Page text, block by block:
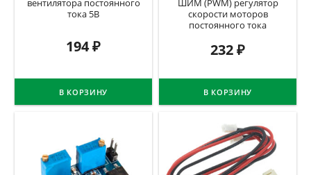
вентилятора постоянного
тока 5В
194₽
В КОРЗИНУ
ШИМ (PWM) регулятор
скорости моторов
постоянного тока
232₽
В КОРЗИНУ